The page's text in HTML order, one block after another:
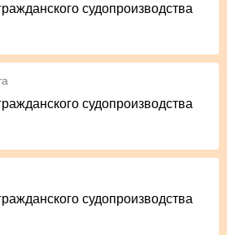
судопроизводства
судопроизводства
судопроизводства